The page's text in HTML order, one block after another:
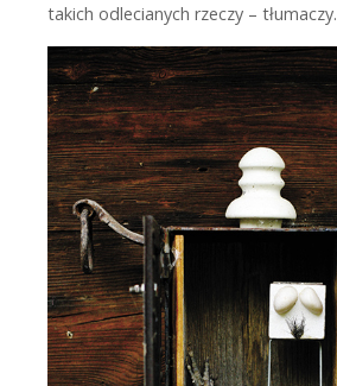
takich odlecianych rzeczy – tłumaczy.